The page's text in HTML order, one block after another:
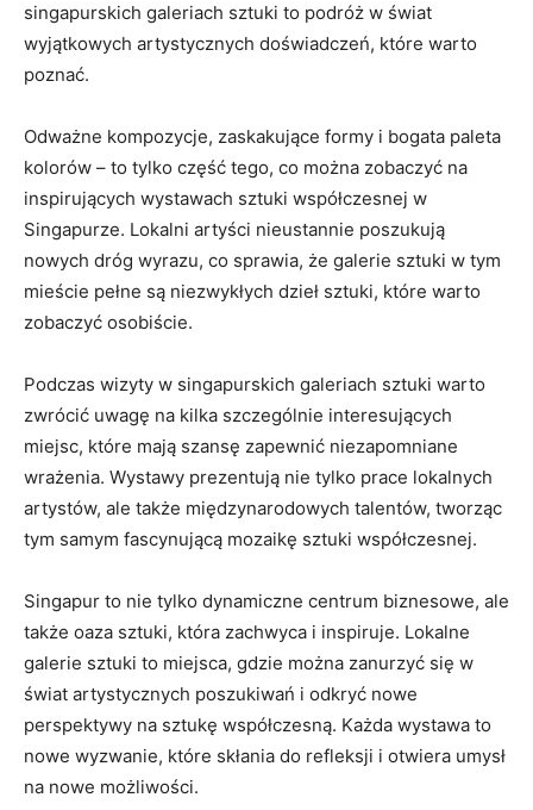
singapurskich galeriach sztuki to podróż​ w ​świat
‌wyjątkowych artystycznych doświadczeń, które warto
poznać.
Odważne⁢ kompozycje, zaskakujące‍ formy i bogata paleta
kolorów – to tylko część ​tego, co⁤ można zobaczyć na
inspirujących wystawach‍ sztuki współczesnej w
Singapurze. Lokalni artyści nieustannie poszukują
nowych ⁢dróg wyrazu, co sprawia, że galerie sztuki ⁣w tym
mieście pełne są niezwykłych dzieł​ sztuki, ‌które warto
zobaczyć‌ osobiście.
Podczas wizyty w singapurskich galeriach sztuki warto
zwrócić uwagę na⁢ kilka⁢ szczególnie interesujących
miejsc, które mają szansę zapewnić niezapomniane
wrażenia. Wystawy prezentują ⁤nie‌ tylko prace lokalnych
artystów, ale także międzynarodowych ⁤talentów, tworząc​
tym samym fascynującą mozaikę sztuki współczesnej.
Singapur to⁢ nie tylko dynamiczne centrum ⁤biznesowe, ‌ale
także oaza sztuki, ⁤która zachwyca i inspiruje. Lokalne
galerie​ sztuki to miejsca, gdzie można zanurzyć się w
świat artystycznych poszukiwań‌ i odkryć nowe
perspektywy na sztukę współczesną. Każda wystawa ​to
nowe wyzwanie, ​które skłania do ‍refleksji i⁣ otwiera umysł
na‌ nowe⁣ możliwości.